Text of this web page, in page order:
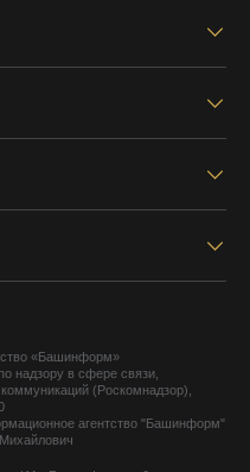
«Башинформ»
надзору в сфере связи,
(Роскомнадзор),
агентство "Башинформ"